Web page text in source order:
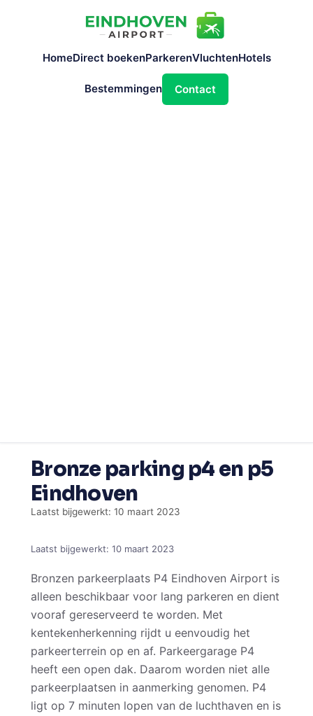
HomeDirect boekenParkerenVluchtenHotels
Bestemmingen Contact
inhoud
Bronze parking p4 en p5
Eindhoven
Laatst bijgewerkt: 10 maart 2023
Laatst bijgewerkt: 10 maart 2023
Bronzen parkeerplaats P4 Eindhoven Airport is
alleen beschikbaar voor lang parkeren en dient
vooraf gereserveerd te worden. Met
kentekenherkenning rijdt u eenvoudig het
parkeerterrein op en af. Parkeergarage P4
heeft een open dak. Daarom worden niet alle
parkeerplaatsen in aanmerking genomen. P4
ligt op 7 minuten lopen van de luchthaven en is